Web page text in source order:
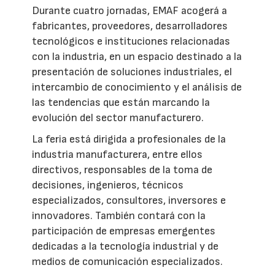
Durante cuatro jornadas, EMAF acogerá a
fabricantes, proveedores, desarrolladores
tecnológicos e instituciones relacionadas
con la industria, en un espacio destinado a la
presentación de soluciones industriales, el
intercambio de conocimiento y el análisis de
las tendencias que están marcando la
evolución del sector manufacturero.
La feria está dirigida a profesionales de la
industria manufacturera, entre ellos
directivos, responsables de la toma de
decisiones, ingenieros, técnicos
especializados, consultores, inversores e
innovadores. También contará con la
participación de empresas emergentes
dedicadas a la tecnología industrial y de
medios de comunicación especializados.